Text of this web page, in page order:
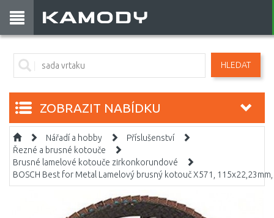
HLEDAT
ZOBRAZIT NABÍDKU
Nářadí a hobby
Příslušenství
Řezné a brusné kotouče
Brusné lamelové kotouče zirkonkorundové
BOSCH Best for Metal Lamelový brusný kotouč X571,